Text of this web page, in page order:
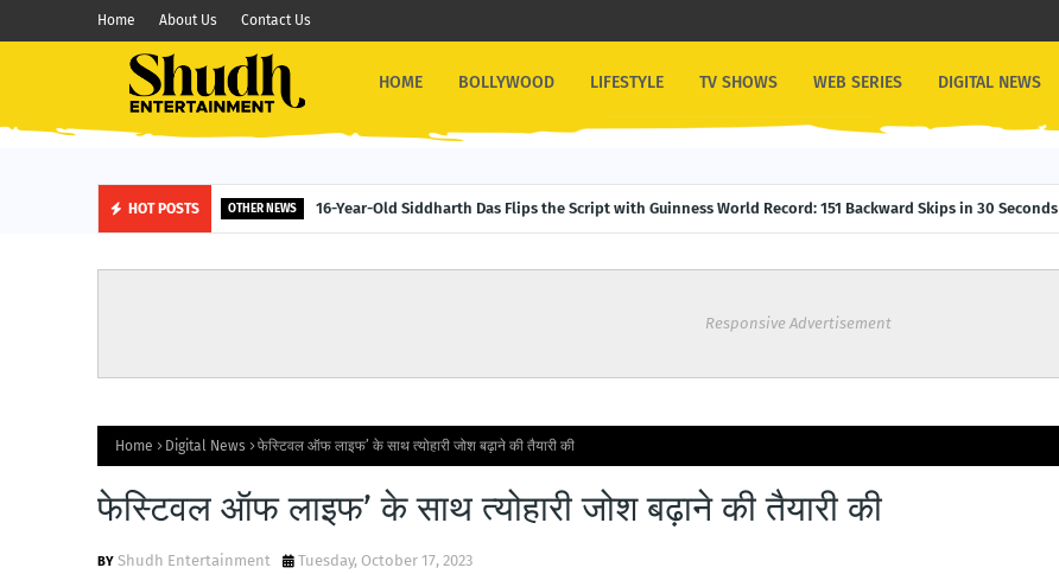
Home About Us Contact Us
HOME BOLLYWOOD LIFESTYLE TV SHOWS WEB SERIES DIGITAL NEWS
HOT POSTS OTHER NEWS 16-Year-Old Siddharth Das Flips the Script with Guinness World Record: 151 Backward Skips in 30 Seconds
Responsive Advertisement
Home Digital News फेस्टिवल ऑफ लाइफ’ के साथ त्योहारी जोश बढ़ाने की तैयारी की
फेस्टिवल ऑफ लाइफ’ के साथ त्योहारी जोश बढ़ाने की तैयारी की
Shudh Entertainment Tuesday, October 17, 2023